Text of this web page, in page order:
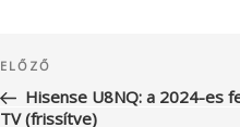
navigáció
Korábbi
bejegyzés
ELŐZŐ
Hisense U8NQ: a 2024-es
TV (frissítve)